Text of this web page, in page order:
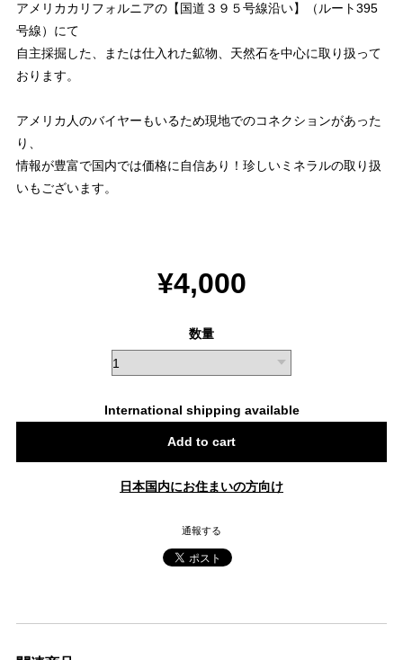
アメリカカリフォルニアの【国道３９５号線沿い】（ルート395
号線）にて
自主採掘した、または仕入れた鉱物、天然石を中心に取り扱って
おります。
アメリカ人のバイヤーもいるため現地でのコネクションがあった
り、
情報が豊富で国内では価格に自信あり！珍しいミネラルの取り扱
いもございます。
¥4,000
数量
International shipping available
Add to cart
日本国内にお住まいの方向け
通報する